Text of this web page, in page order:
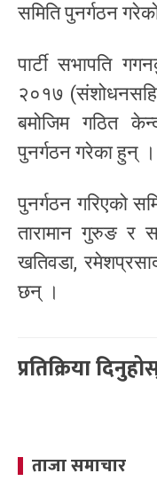
समिति पुनर्गठन
पार्टी सभापति
२०१७
बमोजिम गठित
पुनर्गठन गरेका हुन् ।
पुनर्गठन गरिएको
तारामान गुरुङ र
खतिवडा,
छन् ।
प्रतिक्रिया
ताजा समाचार